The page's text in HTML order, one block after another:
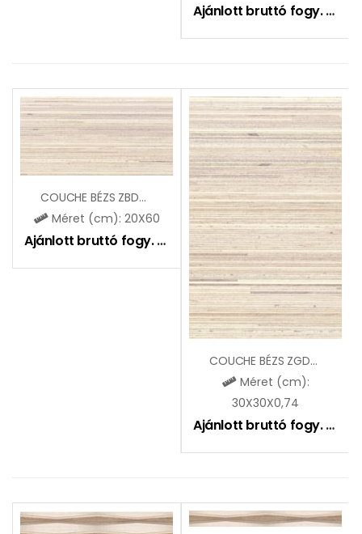
Ajánlott bruttó fogy. ár:
COUCHE BÉZS ZBD62095
Méret (cm): 20X60
Ajánlott bruttó fogy. ár: 6495 Ft
COUCHE BÉZS ZGD32095
Méret (cm):
30X30X0,74
Ajánlott bruttó fogy. ár: